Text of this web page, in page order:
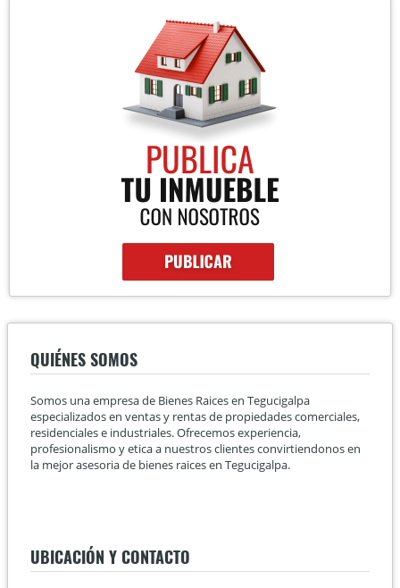
QUIÉNES SOMOS
Somos una empresa de Bienes Raices en Tegucigalpa
especializados en ventas y rentas de propiedades comerciales,
residenciales e industriales. Ofrecemos experiencia,
profesionalismo y etica a nuestros clientes convirtiendonos en
la mejor asesoria de bienes raices en Tegucigalpa.
UBICACIÓN Y CONTACTO